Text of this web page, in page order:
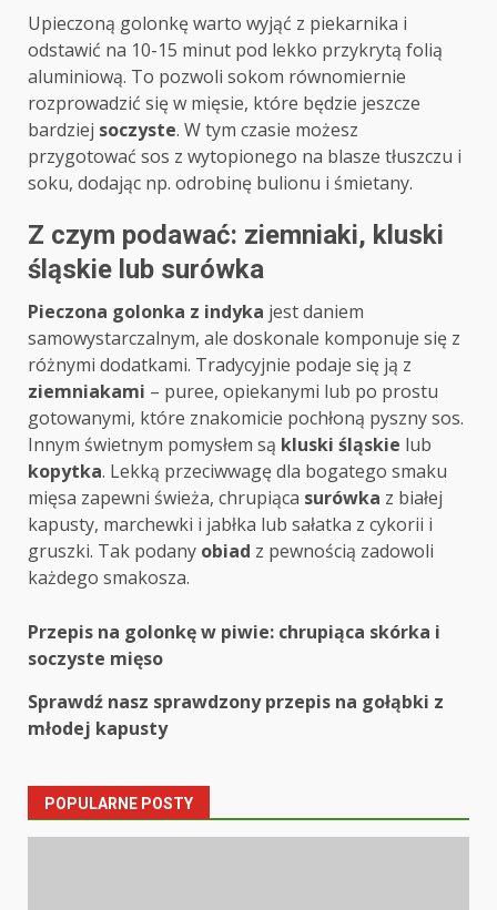
Upieczoną golonkę warto wyjąć z piekarnika i
odstawić na 10-15 minut pod lekko przykrytą folią
aluminiową. To pozwoli sokom równomiernie
rozprowadzić się w mięsie, które będzie jeszcze
bardziej soczyste. W tym czasie możesz
przygotować sos z wytopionego na blasze tłuszczu i
soku, dodając np. odrobinę bulionu i śmietany.
Z czym podawać: ziemniaki, kluski
śląskie lub surówka
Pieczona golonka z indyka jest daniem
samowystarczalnym, ale doskonale komponuje się z
różnymi dodatkami. Tradycyjnie podaje się ją z
ziemniakami – puree, opiekanymi lub po prostu
gotowanymi, które znakomicie pochłoną pyszny sos.
Innym świetnym pomysłem są kluski śląskie lub
kopytka. Lekką przeciwwagę dla bogatego smaku
mięsa zapewni świeża, chrupiąca surówka z białej
kapusty, marchewki i jabłka lub sałatka z cykorii i
gruszki. Tak podany obiad z pewnością zadowoli
każdego smakosza.
Post
navigation
Przepis na golonkę w piwie: chrupiąca skórka i
soczyste mięso
Sprawdź nasz sprawdzony przepis na gołąbki z
młodej kapusty
POPULARNE POSTY